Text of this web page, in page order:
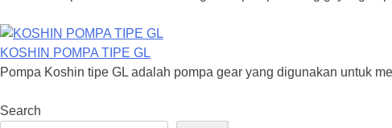
KOSHIN POMPA TIPE GL
Pompa Koshin tipe GL adalah pompa gear yang digunakan untuk
Search